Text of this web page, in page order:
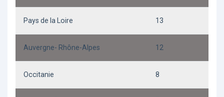
Pays de la Loire 13
Auvergne- Rhône-Alpes 12
Occitanie 8